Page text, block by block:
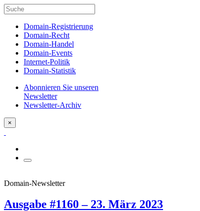
Domain-Registrierung
Domain-Recht
Domain-Handel
Domain-Events
Internet-Politik
Domain-Statistik
Abonnieren Sie unseren
Newsletter
Newsletter-Archiv
×
Domain-Newsletter
Ausgabe #1160 – 23. März 2023